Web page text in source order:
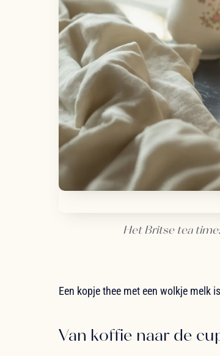
Het Britse tea
Een kopje thee met een wolkje melk
Van koffie naar de